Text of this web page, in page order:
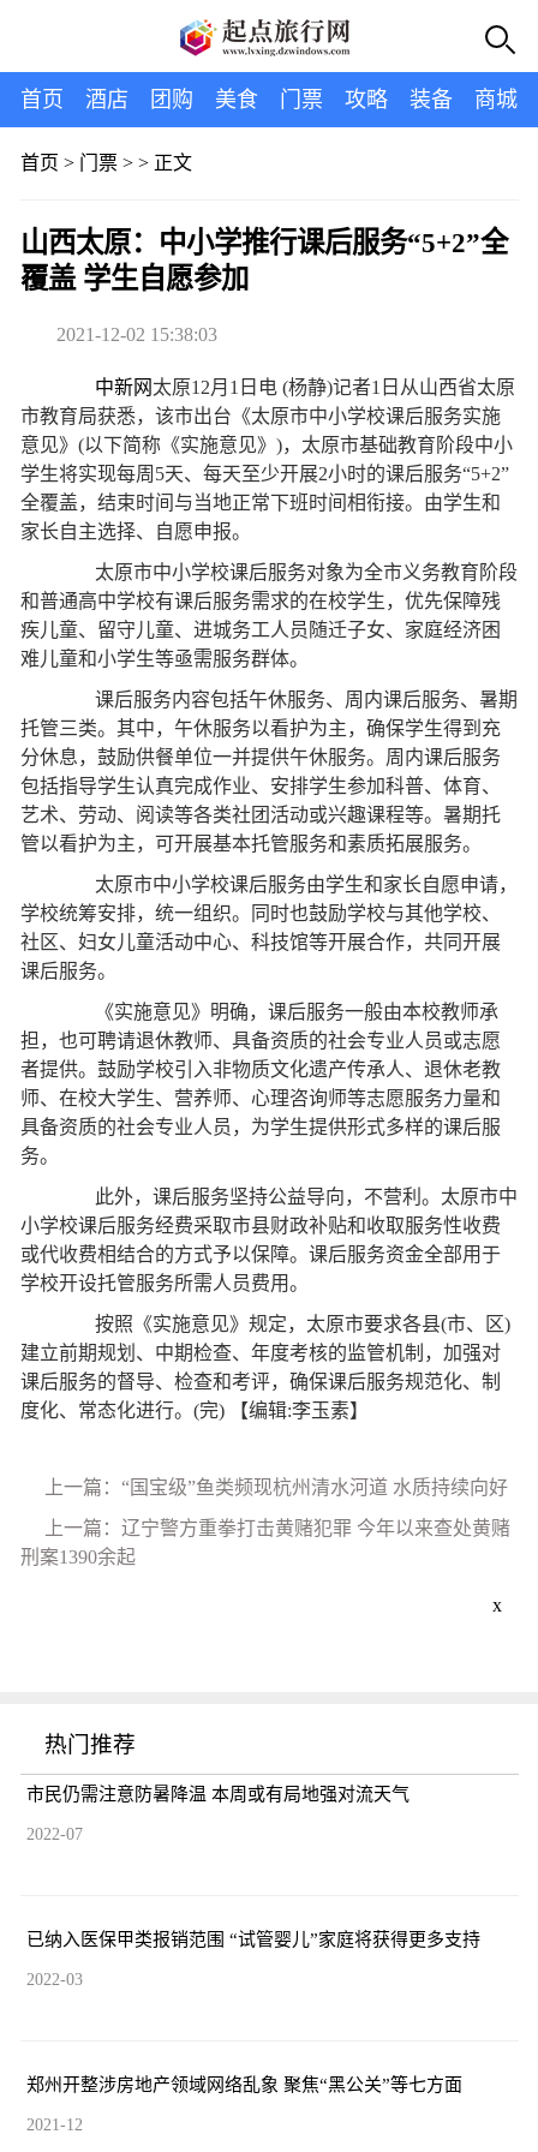
首页 酒店 团购 美食 门票 攻略 装备 商城
首页 > 门票> > 正文
山西太原：中小学推行课后服务“5+2”全
覆盖 学生自愿参加
2021-12-02 15:38:03
中新网 太原12月1日电 (杨静)记者1日从山西省太原
市教育局获悉，该市出台《太原市中小学校课后服务实施
意见》(以下简称《实施意见》)，太原市基础教育阶段中小
学生将实现每周5天、每天至少开展2小时的课后服务“5+2”
全覆盖，结束时间与当地正常下班时间相衔接。由学生和
家长自主选择、自愿申报。
太原市中小学校课后服务对象为全市义务教育阶段
和普通高中学校有课后服务需求的在校学生，优先保障残
疾儿童、留守儿童、进城务工人员随迁子女、家庭经济困
难儿童和小学生等亟需服务群体。
课后服务内容包括午休服务、周内课后服务、暑期
托管三类。其中，午休服务以看护为主，确保学生得到充
分休息，鼓励供餐单位一并提供午休服务。周内课后服务
包括指导学生认真完成作业、安排学生参加科普、体育、
艺术、劳动、阅读等各类社团活动或兴趣课程等。暑期托
管以看护为主，可开展基本托管服务和素质拓展服务。
太原市中小学校课后服务由学生和家长自愿申请，
学校统筹安排，统一组织。同时也鼓励学校与其他学校、
社区、妇女儿童活动中心、科技馆等开展合作，共同开展
课后服务。
《实施意见》明确，课后服务一般由本校教师承
担，也可聘请退休教师、具备资质的社会专业人员或志愿
者提供。鼓励学校引入非物质文化遗产传承人、退休老教
师、在校大学生、营养师、心理咨询师等志愿服务力量和
具备资质的社会专业人员，为学生提供形式多样的课后服
务。
此外，课后服务坚持公益导向，不营利。太原市中
小学校课后服务经费采取市县财政补贴和收取服务性收费
或代收费相结合的方式予以保障。课后服务资金全部用于
学校开设托管服务所需人员费用。
按照《实施意见》规定，太原市要求各县(市、区)
建立前期规划、中期检查、年度考核的监管机制，加强对
课后服务的督导、检查和考评，确保课后服务规范化、制
度化、常态化进行。(完)
【编辑:李玉素】
上一篇：“国宝级”鱼类频现杭州清水河道 水质持续向好
上一篇：辽宁警方重拳打击黄赌犯罪 今年以来查处黄赌
刑案1390余起
x
热门推荐
市民仍需注意防暑降温 本周或有局地强对流天气
2022-07
已纳入医保甲类报销范围 “试管婴儿”家庭将获得更多支持
2022-03
郑州开整涉房地产领域网络乱象 聚焦“黑公关”等七方面
2021-12